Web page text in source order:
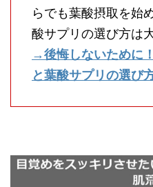
らでも葉酸摂取を始
酸サプリの選び方は
→後悔しないために
と葉酸サプリの選び